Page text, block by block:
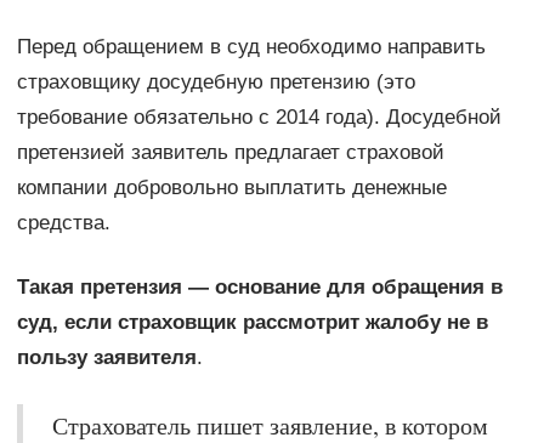
Перед обращением в суд необходимо направить
страховщику досудебную претензию (это
требование обязательно с 2014 года). Досудебной
претензией заявитель предлагает страховой
компании добровольно выплатить денежные
средства.
Такая претензия — основание для обращения в
суд, если страховщик рассмотрит жалобу не в
пользу заявителя.
Страхователь пишет заявление, в котором